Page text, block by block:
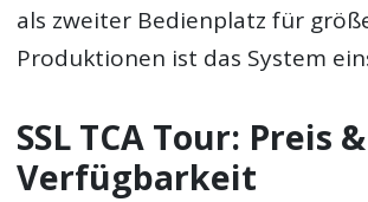
als zweiter Bedienplatz für
Produktionen ist das System
SSL TCA Tour: Preis &
Verfügbarkeit